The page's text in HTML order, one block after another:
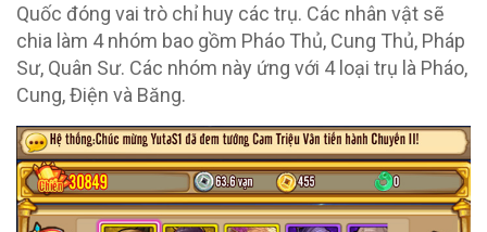
Quốc đóng vai trò chỉ huy các trụ. Các nhân vật sẽ
chia làm 4 nhóm bao gồm Pháo Thủ, Cung Thủ, Pháp
Sư, Quân Sư. Các nhóm này ứng với 4 loại trụ là Pháo,
Cung, Điện và Băng.